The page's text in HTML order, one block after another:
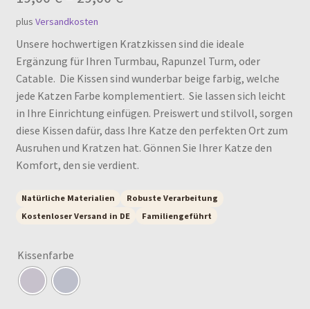
plus Versandkosten
Unsere hochwertigen Kratzkissen sind die ideale
Ergänzung für Ihren Turmbau, Rapunzel Turm, oder
Catable. Die Kissen sind wunderbar beige farbig, welche
jede Katzen Farbe komplementiert. Sie lassen sich leicht
in Ihre Einrichtung einfügen. Preiswert und stilvoll, sorgen
diese Kissen dafür, dass Ihre Katze den perfekten Ort zum
Ausruhen und Kratzen hat. Gönnen Sie Ihrer Katze den
Komfort, den sie verdient.
Natürliche Materialien
Robuste Verarbeitung
Kostenloser Versand in DE
Familiengeführt
Kissenfarbe